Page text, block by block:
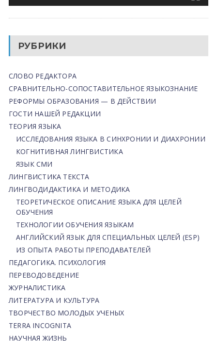
РУБРИКИ
СЛОВО РЕДАКТОРА
СРАВНИТЕЛЬНО-СОПОСТАВИТЕЛЬНОЕ ЯЗЫКОЗНАНИЕ
РЕФОРМЫ ОБРАЗОВАНИЯ — В ДЕЙСТВИИ
ГОСТИ НАШЕЙ РЕДАКЦИИ
ТЕОРИЯ ЯЗЫКА
ИССЛЕДОВАНИЯ ЯЗЫКА В СИНХРОНИИ И ДИАХРОНИИ
КОГНИТИВНАЯ ЛИНГВИСТИКА
ЯЗЫК СМИ
ЛИНГВИСТИКА ТЕКСТА
ЛИНГВОДИДАКТИКА И МЕТОДИКА
ТЕОРЕТИЧЕСКОЕ ОПИСАНИЕ ЯЗЫКА ДЛЯ ЦЕЛЕЙ
ОБУЧЕНИЯ
ТЕХНОЛОГИИ ОБУЧЕНИЯ ЯЗЫКАМ
АНГЛИЙСКИЙ ЯЗЫК ДЛЯ СПЕЦИАЛЬНЫХ ЦЕЛЕЙ (ESP)
ИЗ ОПЫТА РАБОТЫ ПРЕПОДАВАТЕЛЕЙ
ПЕДАГОГИКА. ПСИХОЛОГИЯ
ПЕРЕВОДОВЕДЕНИЕ
ЖУРНАЛИСТИКА
ЛИТЕРАТУРА И КУЛЬТУРА
ТВОРЧЕСТВО МОЛОДЫХ УЧЕНЫХ
TERRA INCOGNITA
НАУЧНАЯ ЖИЗНЬ